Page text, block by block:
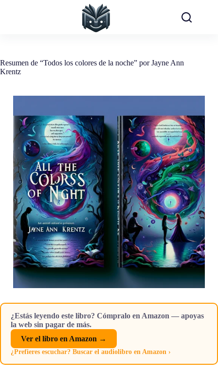
Resumen de “Todos los colores de la noche” por Jayne Ann
Krentz
¿Estás leyendo este libro? Cómpralo en Amazon — apoyas
la web sin pagar de más.
Ver el libro en Amazon →
¿Prefieres escuchar? Buscar el audiolibro en Amazon ›